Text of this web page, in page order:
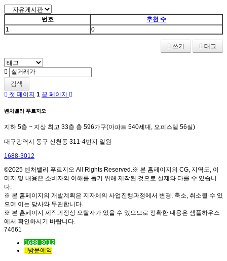
번호
추천 수
1
0
쓰기 태그
검색
첫 페이지 1 끝 페이지
벤처밸리 푸르지오
지하 5층 ~ 지상 최고 33층 총 596가구(아파트 540세대, 오피스텔 56실)
대구광역시 동구 신천동 311-4번지 일원
1688-3012
©2025 벤처밸리 푸르지오 All Rights Reserved.※ 본 홈페이지의 CG, 지역도, 이
미지 및 내용은 소비자의 이해를 돕기 위해 제작된 것으로 실제와 다를 수 있습니
다.
※ 본 홈페이지의 개발계획은 지자체의 사업진행과정에서 변경, 축소, 취소될 수 있
으며 이는 당사와 무관합니다.
※ 본 홈페이지 제작과정상 오탈자가 있을 수 있으므로 정확한 내용은 샘플하우스
에서 확인하시기 바랍니다.
74661
1688-3012
방문예약